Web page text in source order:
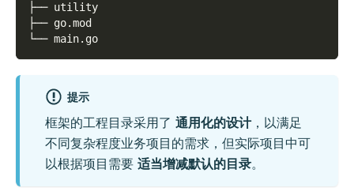
├── utility
├── go.mod
└── main.go
提示
框架的工程目录采用了 通用化的设计，以满足
不同复杂程度业务项目的需求，但实际项目中可
以根据项目需要 适当增减默认的目录。